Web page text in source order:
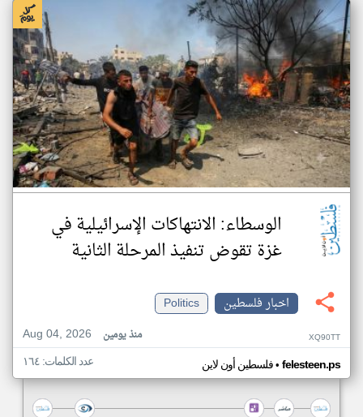
الوسطاء: الانتهاكات الإسرائيلية في
غزة تقوض تنفيذ المرحلة الثانية
اخبار فلسطين
Politics
Aug 04, 2026
منذ يومين XQ90TT
فلسطين أون لاين• felesteen.ps عدد الكلمات: ١٦٤